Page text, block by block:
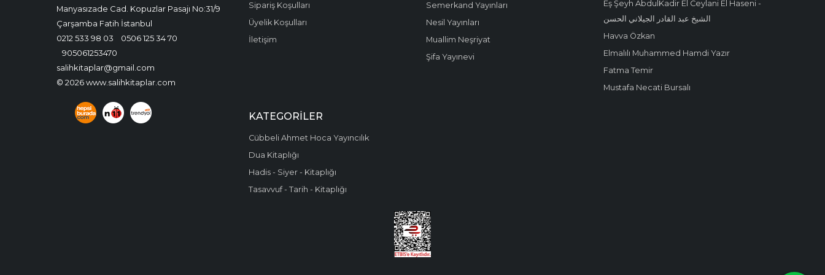
Manyasızade Cad. Kopuzlar Pasajı No:31/9
Çarşamba Fatih İstanbul
0212 533 98 03
0506 125 34 70
905061253470
salihkitaplar@gmail.com
© 2026 www.salihkitaplar.com
Sipariş Koşulları
Üyelik Koşulları
İletişim
Semerkand Yayınları
Nesil Yayınları
Muallim Neşriyat
Şifa Yayınevi
Eş Şeyh AbdulKadir El Ceylani El Haseni -
الشيخ عبد القادر الجيلاني الحسن
Havva Özkan
Elmalılı Muhammed Hamdi Yazır
Fatma Temir
Mustafa Necati Bursalı
KATEGORILER
Cübbeli Ahmet Hoca Yayıncılık
Dua Kitaplığı
Hadis - Siyer - Kitaplığı
Tasavvuf - Tarih - Kitaplığı